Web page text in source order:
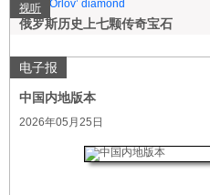
视听
俄罗斯历史上七颗传奇宝石
电子报
中国内地版本
2026年05月25日